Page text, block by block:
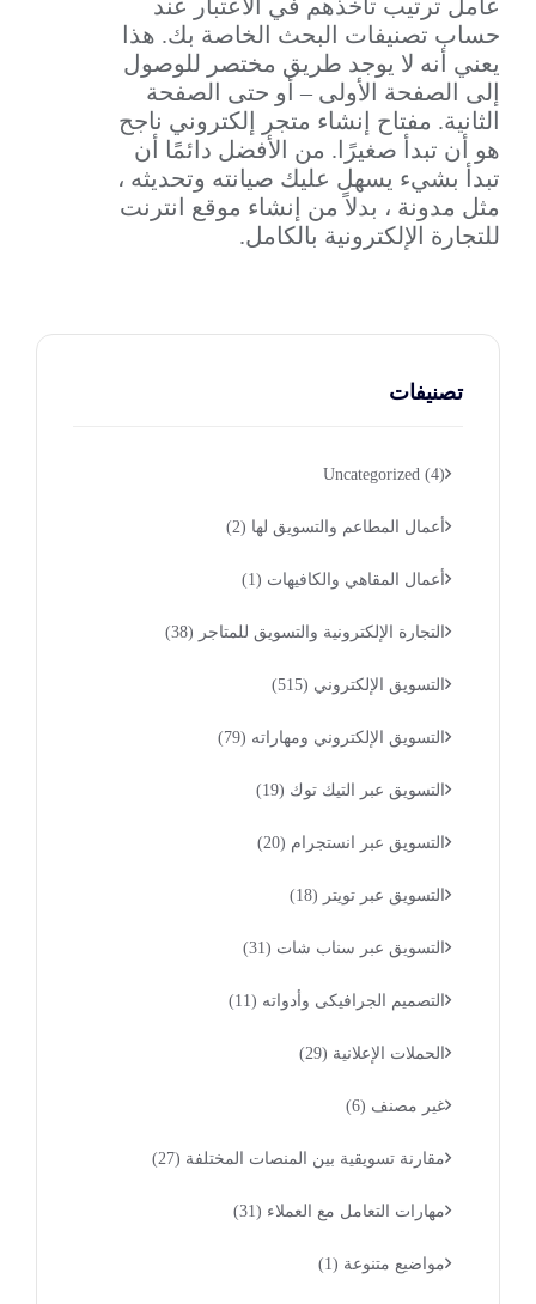
عامل ترتيب تأخذهم في الاعتبار عند
حساب تصنيفات البحث الخاصة بك. هذا
يعني أنه لا يوجد طريق مختصر للوصول
إلى الصفحة الأولى – أو حتى الصفحة
الثانية. مفتاح إنشاء متجر إلكتروني ناجح
هو أن تبدأ صغيرًا. من الأفضل دائمًا أن
تبدأ بشيء يسهل عليك صيانته وتحديثه ،
مثل مدونة ، بدلاً من إنشاء موقع انترنت
للتجارة الإلكترونية بالكامل.
تصنيفات
Uncategorized (4)
أعمال المطاعم والتسويق لها (2)
أعمال المقاهي والكافيهات (1)
التجارة الإلكترونية والتسويق للمتاجر (38)
التسويق الإلكتروني (515)
التسويق الإلكتروني ومهاراته (79)
التسويق عبر التيك توك (19)
التسويق عبر انستجرام (20)
التسويق عبر تويتر (18)
التسويق عبر سناب شات (31)
التصميم الجرافيكى وأدواته (11)
الحملات الإعلانية (29)
غير مصنف (6)
مقارنة تسويقية بين المنصات المختلفة (27)
مهارات التعامل مع العملاء (31)
مواضيع متنوعة (1)